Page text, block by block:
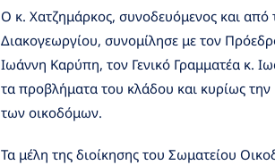
Ο κ. Χατζημάρκος, συνοδευόμενος και
Διακογεωργίου, συνομίλησε με τον
Ιωάννη Καρύπη, τον Γενικό Γραμματέα κ.
τα προβλήματα του κλάδου και κυρίως
των οικοδόμων.
Τα μέλη της διοίκησης του Σωματείου